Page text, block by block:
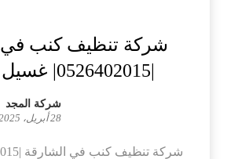
شركة تنظيف كنب في
|0526402015| غسيل بالبخار
شركة المجد
28 أبريل، 2025